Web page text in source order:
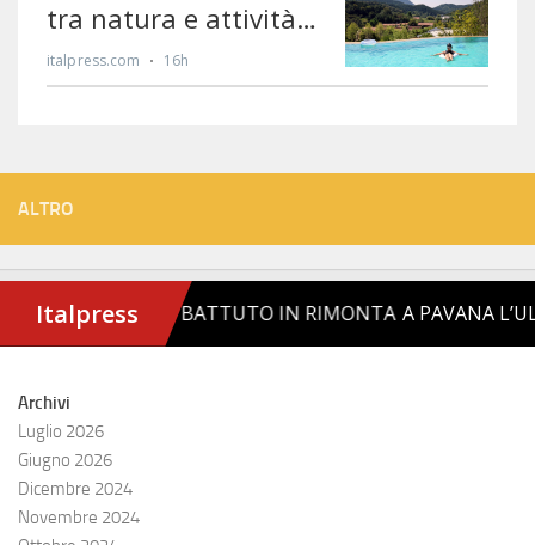
ALTRO
Archivi
Luglio 2026
Giugno 2026
Dicembre 2024
Novembre 2024